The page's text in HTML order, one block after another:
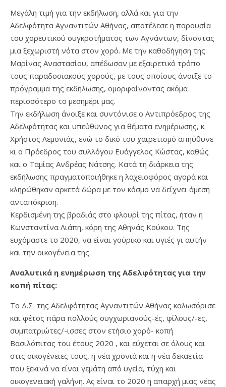
Μεγάλη τιμή για την εκδήλωση, αλλά και για την
Αδελφότητα Αγναντιτών Αθήνας, αποτέλεσε η παρουσία
του χορευτικού συγκροτήματος των Αγνάντων, δίνοντας
μια ξεχωριστή νότα στον χορό. Με την καθοδήγηση της
Μαρίνας Αναστασίου, απέδωσαν με εξαιρετικό τρόπο
τους παραδοσιακούς χορούς, με τους οποίους άνοιξε το
πρόγραμμα της εκδήλωσης, ομορφαίνοντας ακόμα
περισσότερο το μεσημέρι μας.
Την εκδήλωση άνοιξε και συντόνισε ο Αντιπρόεδρος της
Αδελφότητας και υπεύθυνος για θέματα ενημέρωσης, κ.
Χρήστος Λεμονιάς, ενώ το δικό του χαιρετισμό απηύθυνε
κι ο Πρόεδρος του συλλόγου Ευάγγελος Κώστας, καθώς
και ο Ταμίας Ανδρέας Νάτσης. Κατά τη διάρκεια της
εκδήλωσης πραγματοποιήθηκε η λαχειοφόρος αγορά και
κληρώθηκαν αρκετά δώρα με τον κόσμο να δείχνει άμεση
ανταπόκριση.
Κερδισμένη της βραδιάς στο φλουρί της πίτας, ήταν η
Κωνσταντίνα Λιάπη, κόρη της Αθηνάς Κούκου. Της
ευχόμαστε το 2020, να είναι γούρικο και υγιές γι αυτήν
και την οικογένεια της.
Αναλυτικά η ενημέρωση της Αδελφότητας για την
κοπή πίτας:
Το Δ.Σ. της Αδελφότητας Αγναντιτών Αθήνας καλωσόρισε
και φέτος πάρα πολλούς συγχωριανούς-ές, φίλους/-ες,
συμπατριώτες/-ισσες στον ετήσιο χορό- κοπή
Βασιλόπιτας του έτους 2020 , και εύχεται σε όλους και
στις οικογένειες τους, η νέα χρονιά και η νέα δεκαετία
που ξεκινά να είναι γεμάτη από υγεία, τύχη και
οικογενειακή γαλήνη. Ας είναι το 2020 η απαρχή μιας νέας